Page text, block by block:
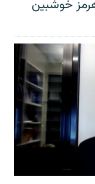
خوشبین